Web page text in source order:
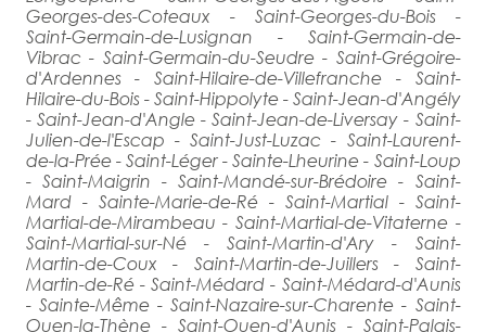
Georges-des-Coteaux - Saint-Georges-du-Bois -
Saint-Germain-de-Lusignan - Saint-Germain-de-
Vibrac - Saint-Germain-du-Seudre - Saint-Grégoire-
d'Ardennes - Saint-Hilaire-de-Villefranche - Saint-
Hilaire-du-Bois - Saint-Hippolyte - Saint-Jean-d'Angély
- Saint-Jean-d'Angle - Saint-Jean-de-Liversay - Saint-
Julien-de-l'Escap - Saint-Just-Luzac - Saint-Laurent-
de-la-Prée - Saint-Léger - Sainte-Lheurine - Saint-Loup
- Saint-Maigrin - Saint-Mandé-sur-Brédoire - Saint-
Mard - Sainte-Marie-de-Ré - Saint-Martial - Saint-
Martial-de-Mirambeau - Saint-Martial-de-Vitaterne -
Saint-Martial-sur-Né - Saint-Martin-d'Ary - Saint-
Martin-de-Coux - Saint-Martin-de-Juillers - Saint-
Martin-de-Ré - Saint-Médard - Saint-Médard-d'Aunis
- Sainte-Même - Saint-Nazaire-sur-Charente - Saint-
Ouen-la-Thène - Saint-Ouen-d'Aunis - Saint-Palais-